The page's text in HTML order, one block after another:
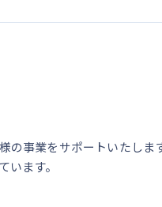
事業をサポートいたしま
ます。